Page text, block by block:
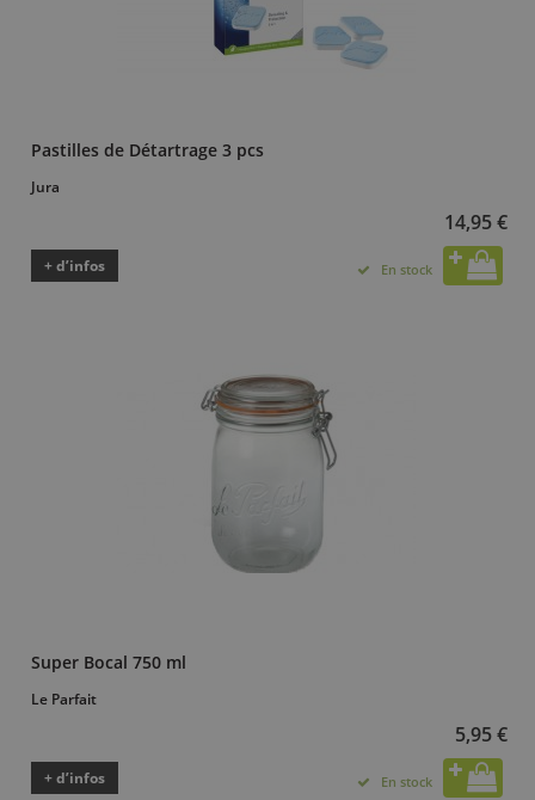
Pastilles de Détartrage 3 pcs
Jura
14,95 €
+ d’infos En stock
Super Bocal 750 ml
Le Parfait
5,95 €
+ d’infos En stock